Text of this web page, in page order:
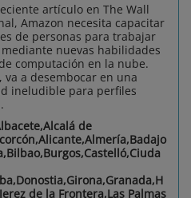
artículo en The Wall
Amazon necesita capacitar
de personas para trabajar
nuevas habilidades
computación en la nube.
va a desembocar en una
ineludible para perfiles
de
de la Frontera,Las Palmas